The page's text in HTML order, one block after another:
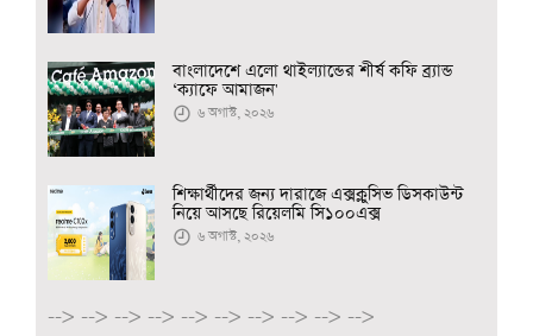
বাংলাদেশে এলো থাইল্যান্ডের শীর্ষ কফি ব্র্যান্ড
‘ক্যাফে আমাজন'
৬ অগাস্ট, ২০২৬
শিক্ষার্থীদের জন্য দারাজে এক্সক্লুসিভ ডিসকাউন্ট
নিয়ে আসছে রিয়েলমি সি১০০এক্স
৬ অগাস্ট, ২০২৬
--> --> --> --> --> --> --> --> --> -->